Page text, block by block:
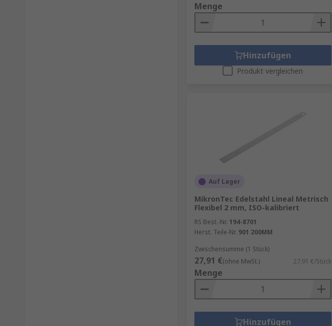
Menge
Hinzufügen
Produkt vergleichen
Auf Lager
MikronTec Edelstahl Lineal Metrisch
Flexibel 2 mm, ISO-kalibriert
RS Best.-Nr. 194-8701
Herst. Teile-Nr. 901 200MM
Zwischensumme (1 Stück)
27,91 €(ohne MwSt.) 27,91 €/Stück
Menge
Hinzufügen